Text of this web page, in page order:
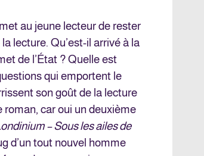
au jeune lecteur de rester
lecture. Qu’est-il arrivé à la
de l’État ? Quelle est
qui emportent le
son goût de la lecture
roman, car oui un deuxième
– Sous les ailes de
d’un tout nouvel homme